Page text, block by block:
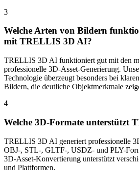
3
Welche Arten von Bildern
mit TRELLIS 3D AI?
TRELLIS 3D AI funktioniert gut mit den
professionelle 3D-Asset-Generierung.
Technologie überzeugt besonders bei
Bildern, die deutliche Objektmerkmale
4
Welche 3D-Formate unterstützt
TRELLIS 3D AI generiert professionelle
OBJ-, STL-, GLTF-, USDZ- und PLY-
3D-Asset-Konvertierung unterstützt
und Plattformen.